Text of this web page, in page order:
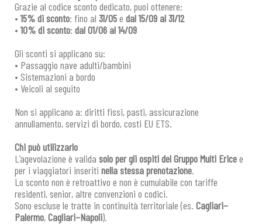
Grazie al codice sconto dedicato, puoi ottenere:
•15% di sconto: fino al 31/05e dal 15/09 al 31/12
•10% di sconto: dal 01/06 al 14/09
Gli sconti si applicano su:
• Passaggio nave adulti/bambini
• Sistemazioni a bordo
• Veicoli al seguito
Non si applicano a: diritti fissi, pasti, assicurazione
annullamento, servizi di bordo, costi EU ETS.
Chi può utilizzarlo
L’agevolazione è valida solo per gli ospiti del Gruppo Multi Ericee
per i viaggiatori inseriti nella stessa prenotazione.
Lo sconto non è retroattivo e non è cumulabile con tariffe
residenti, senior, altre convenzioni o codici.
Sono escluse le tratte in continuità territoriale (es. Cagliari–
Palermo,Cagliari–Napoli).